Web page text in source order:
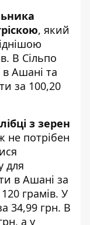
, який
В Сільпо
Ашані та
за 100,20
з зерен
не потрібен
для
в Ашані за
грамів. У
34,99 грн. В
а у